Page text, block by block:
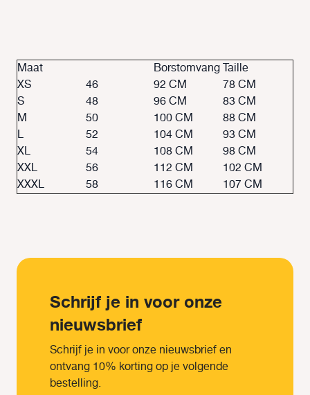
Maat BorstomvangTaille
XS
46 92 CM
78 CM
S
48 96 CM
83 CM
M
50 100 CM
88 CM
L
52 104 CM
93 CM
XL
54 108 CM
98 CM
XXL
56 112 CM
102 CM
XXXL
58 116 CM 107 CM
Schrijf je in voor onze
nieuwsbrief
Schrijf je in voor onze nieuwsbrief en
ontvang 10% korting op je volgende
bestelling.